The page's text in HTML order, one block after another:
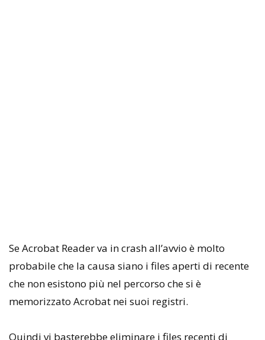
Se Acrobat Reader va in crash all’avvio è molto
probabile che la causa siano i files aperti di recente
che non esistono più nel percorso che si è
memorizzato Acrobat nei suoi registri.
Quindi vi basterebbe eliminare i files recenti di